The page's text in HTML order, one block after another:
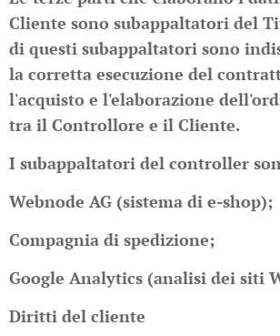
Cliente sono subappaltatori del
di questi subappaltatori sono
la corretta esecuzione del
l'acquisto e l'elaborazione
tra il Controllore e il Cliente.
I subappaltatori del controller
Webnode AG (sistema di e-shop);
Compagnia di spedizione;
Google Analytics (analisi dei siti
Diritti del cliente